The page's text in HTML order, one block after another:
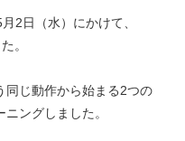
2日（水）にかけて、
。
同じ動作から始まる2つの
ングしました。